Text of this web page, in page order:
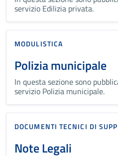
servizio Edilizia privata.
MODULISTICA
Polizia municipale
In questa sezione sono
servizio Polizia municipale.
DOCUMENTI TECNICI DI
Note Legali